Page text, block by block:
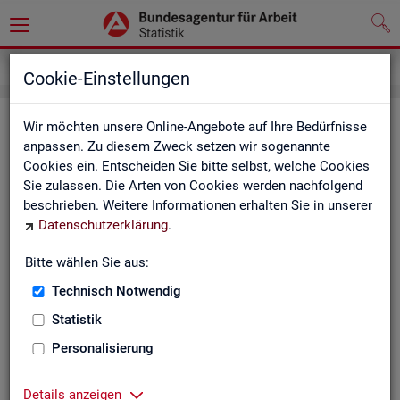
Cookie-Einstellungen
Wir möchten unsere Online-Angebote auf Ihre Bedürfnisse
anpassen. Zu diesem Zweck setzen wir sogenannte
Cookies ein. Entscheiden Sie bitte selbst, welche Cookies
Sie zulassen. Die Arten von Cookies werden nachfolgend
beschrieben. Weitere Informationen erhalten Sie in unserer
Datenschutzerklärung.
Bitte wählen Sie aus:
Technisch Notwendig
Statistik
Personalisierung
Details anzeigen
Im­pres­sum der Sta­tis­tik der Bun­
des­agen­tur für Ar­beit (BA)
In­for­ma­tio­nen über den Her­aus­ge­ber
Im­pres­sum der Bun­des­agen­tur für Ar­beit
Nut­zungs- und Be­zugs­be­din­gun­gen
Co­py­right und Mar­ken­schutz
Die In­hal­te des In­ter­net­auf­tritts der BA sowie die Pro­duk­te
der Sta­tis­tik der BA ste­hen im geis­ti­gen Ei­gen­tum der BA und